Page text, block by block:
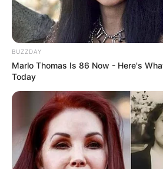
BUZZDAY
Marlo Thomas Is 86 Now - Here's
Today